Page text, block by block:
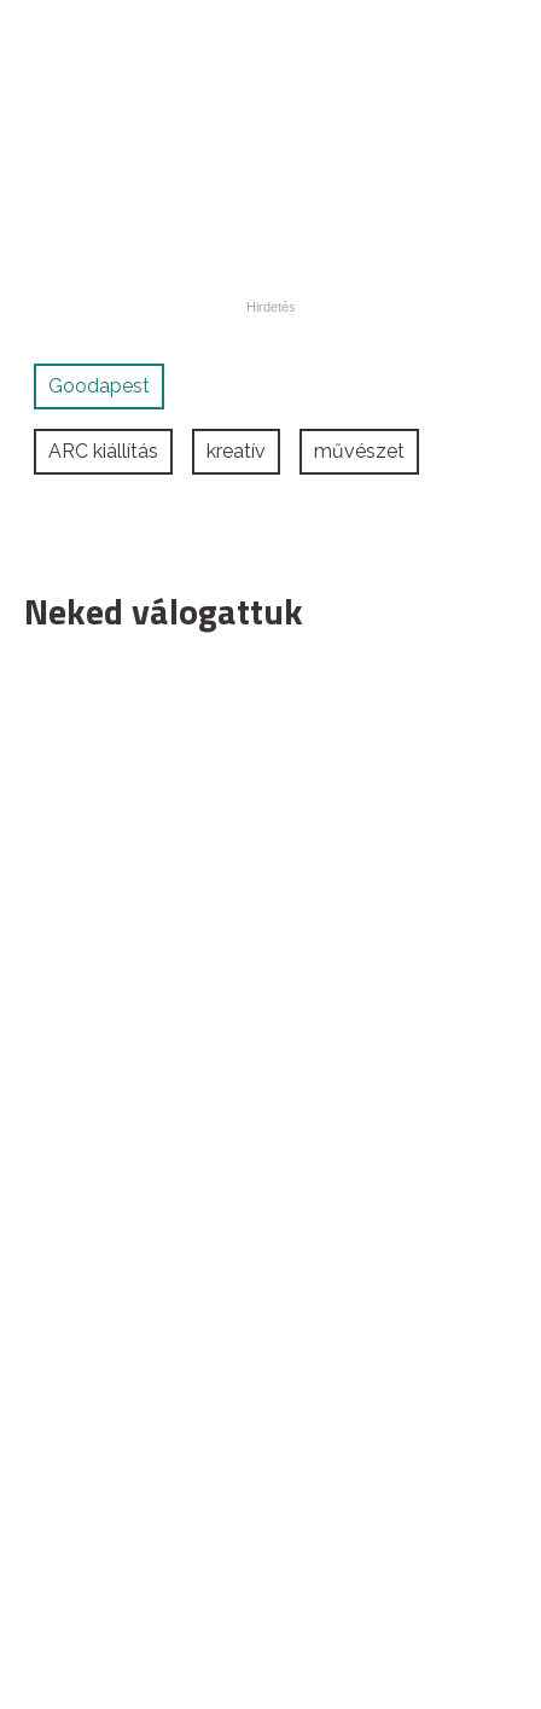
Goodapest
ARC kiállítás kreatív művészet
Neked válogattuk